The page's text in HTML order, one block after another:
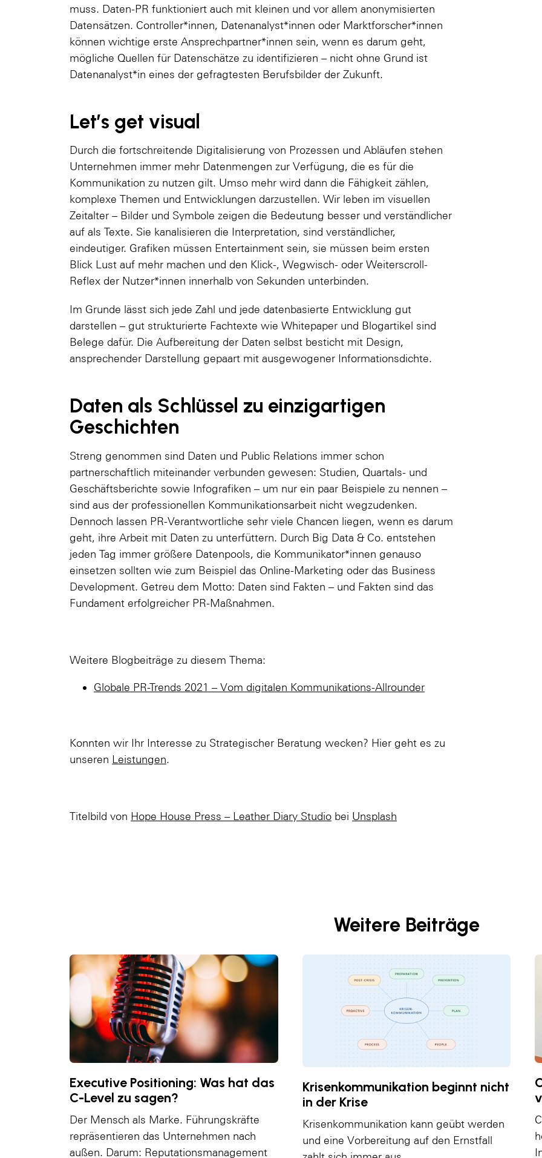
muss. Daten-PR funktioniert auch mit kleinen und vor allem anonymisierten
Datensätzen. Controller*innen, Datenanalyst*innen oder Marktforscher*innen
können wichtige erste Ansprechpartner*innen sein, wenn es darum geht,
mögliche Quellen für Datenschätze zu identifizieren – nicht ohne Grund ist
Datenanalyst*in eines der gefragtesten Berufsbilder der Zukunft.
Let’s get visual
Durch die fortschreitende Digitalisierung von Prozessen und Abläufen stehen
Unternehmen immer mehr Datenmengen zur Verfügung, die es für die
Kommunikation zu nutzen gilt. Umso mehr wird dann die Fähigkeit zählen,
komplexe Themen und Entwicklungen darzustellen. Wir leben im visuellen
Zeitalter – Bilder und Symbole zeigen die Bedeutung besser und verständlicher
auf als Texte. Sie kanalisieren die Interpretation, sind verständlicher,
eindeutiger. Grafiken müssen Entertainment sein, sie müssen beim ersten
Blick Lust auf mehr machen und den Klick-, Wegwisch- oder Weiterscroll-
Reflex der Nutzer*innen innerhalb von Sekunden unterbinden.
Im Grunde lässt sich jede Zahl und jede datenbasierte Entwicklung gut
darstellen – gut strukturierte Fachtexte wie Whitepaper und Blogartikel sind
Belege dafür. Die Aufbereitung der Daten selbst besticht mit Design,
ansprechender Darstellung gepaart mit ausgewogener Informationsdichte.
Daten als Schlüssel zu einzigartigen
Geschichten
Streng genommen sind Daten und Public Relations immer schon
partnerschaftlich miteinander verbunden gewesen: Studien, Quartals- und
Geschäftsberichte sowie Infografiken – um nur ein paar Beispiele zu nennen –
sind aus der professionellen Kommunikationsarbeit nicht wegzudenken.
Dennoch lassen PR-Verantwortliche sehr viele Chancen liegen, wenn es darum
geht, ihre Arbeit mit Daten zu unterfüttern. Durch Big Data & Co. entstehen
jeden Tag immer größere Datenpools, die Kommunikator*innen genauso
einsetzen sollten wie zum Beispiel das Online-Marketing oder das Business
Development. Getreu dem Motto: Daten sind Fakten – und Fakten sind das
Fundament erfolgreicher PR-Maßnahmen.
Weitere Blogbeiträge zu diesem Thema:
Globale PR-Trends 2021 – Vom digitalen Kommunikations-Allrounder
Konnten wir Ihr Interesse zu Strategischer Beratung wecken? Hier geht es zu
unseren Leistungen.
Titelbild von Hope House Press – Leather Diary Studio bei Unsplash
Weitere Beiträge
Executive Positioning: Was hat das
C-Level zu sagen?
Der Mensch als Marke. Führungskräfte
repräsentieren das Unternehmen nach
außen. Darum: Reputationsmanagement
Krisenkommunikation beginnt nicht
in der Krise
Krisenkommunikation kann geübt werden
und eine Vorbereitung auf den Ernstfall